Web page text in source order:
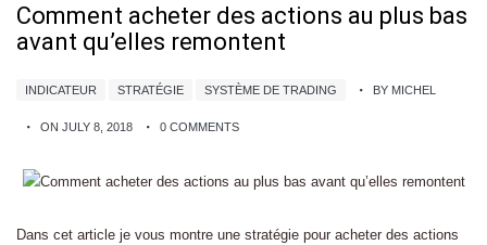
Comment acheter des actions au plus bas
avant qu’elles remontent
INDICATEUR STRATÉGIE SYSTÈME DE TRADING BY MICHEL
ON JULY 8, 2018 0 COMMENTS
Dans cet article je vous montre une stratégie pour acheter des actions